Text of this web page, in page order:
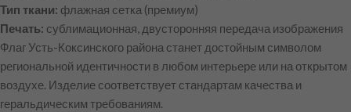
Тип ткани: флажная сетка (премиум)
Печать: сублимационная, двусторонняя передача изображения
Флаг Усть-Коксинского района станет достойным символом
региональной идентичности в любом интерьере или на открытом
воздухе. Изделие соответствует стандартам качества и
геральдическим требованиям.